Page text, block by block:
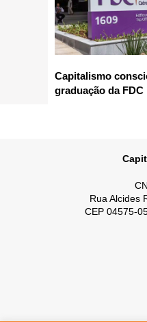
Capitalismo
graduação da FDC
Rua Alcides
CEP 04575-